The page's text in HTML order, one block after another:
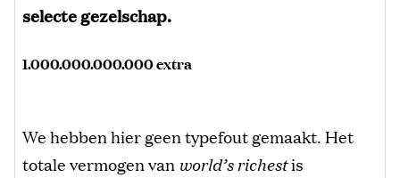
selecte gezelschap.
1.000.000.000.000 extra
We hebben hier geen typefout gemaakt. Het
totale vermogen van world’s richestis